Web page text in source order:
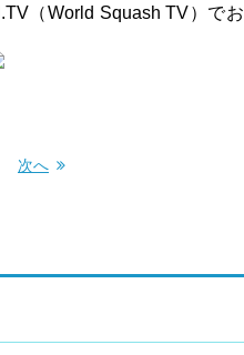
（World Squash TV）でお
次へ